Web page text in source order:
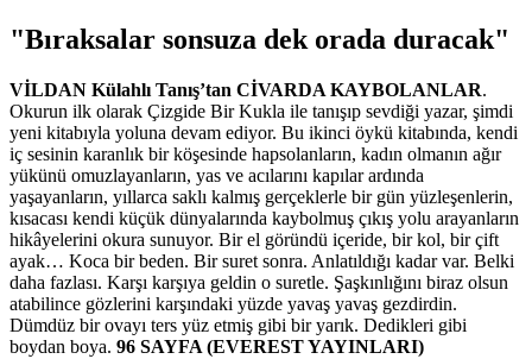
"Bıraksalar sonsuza dek orada duracak"
VİLDAN Külahlı Tanış’tan CİVARDA KAYBOLANLAR.
Okurun ilk olarak Çizgide Bir Kukla ile tanışıp sevdiği yazar, şimdi
yeni kitabıyla yoluna devam ediyor. Bu ikinci öykü kitabında, kendi
iç sesinin karanlık bir köşesinde hapsolanların, kadın olmanın ağır
yükünü omuzlayanların, yas ve acılarını kapılar ardında
yaşayanların, yıllarca saklı kalmış gerçeklerle bir gün yüzleşenlerin,
kısacası kendi küçük dünyalarında kaybolmuş çıkış yolu arayanların
hikâyelerini okura sunuyor. Bir el göründü içeride, bir kol, bir çift
ayak… Koca bir beden. Bir suret sonra. Anlatıldığı kadar var. Belki
daha fazlası. Karşı karşıya geldin o suretle. Şaşkınlığını biraz olsun
atabilince gözlerini karşındaki yüzde yavaş yavaş gezdirdin.
Dümdüz bir ovayı ters yüz etmiş gibi bir yarık. Dedikleri gibi
boydan boya. 96 SAYFA (EVEREST YAYINLARI)